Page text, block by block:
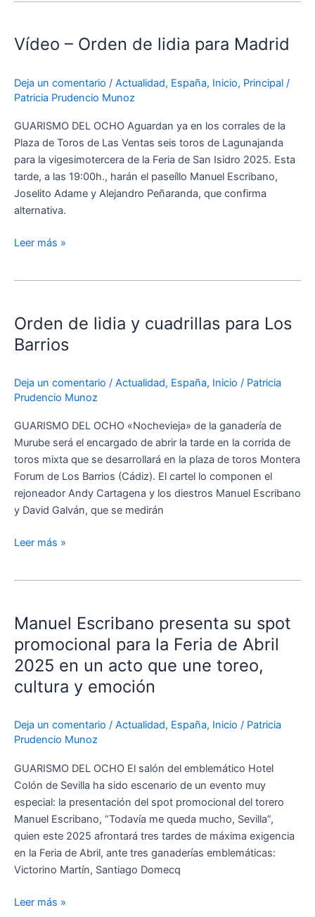
Vídeo – Orden de lidia para Madrid
Deja un comentario / Actualidad, España, Inicio, Principal /
Patricia Prudencio Munoz
GUARISMO DEL OCHO Aguardan ya en los corrales de la
Plaza de Toros de Las Ventas seis toros de Lagunajanda
para la vigesimotercera de la Feria de San Isidro 2025. Esta
tarde, a las 19:00h., harán el paseíllo Manuel Escribano,
Joselito Adame y Alejandro Peñaranda, que confirma
alternativa.
Orden
lidia
para
Leer más »
Orden de lidia y cuadrillas para Los
Barrios
Deja un comentario / Actualidad, España, Inicio / Patricia
Prudencio Munoz
GUARISMO DEL OCHO «Nochevieja» de la ganadería de
Murube será el encargado de abrir la tarde en la corrida de
toros mixta que se desarrollará en la plaza de toros Montera
Forum de Los Barrios (Cádiz). El cartel lo componen el
rejoneador Andy Cartagena y los diestros Manuel Escribano
y David Galván, que se medirán
lidia
y
Los
Leer más »
Manuel Escribano presenta su spot
promocional para la Feria de Abril
2025 en un acto que une toreo,
cultura y emoción
Deja un comentario / Actualidad, España, Inicio / Patricia
Prudencio Munoz
GUARISMO DEL OCHO El salón del emblemático Hotel
Colón de Sevilla ha sido escenario de un evento muy
especial: la presentación del spot promocional del torero
Manuel Escribano, “Todavía me queda mucho, Sevilla”,
quien este 2025 afrontará tres tardes de máxima exigencia
en la Feria de Abril, ante tres ganaderías emblemáticas:
Victorino Martín, Santiago Domecq
presenta
su
spot
promocional
para
Feria
de
2025
en
un
acto
que
une
toreo,
y
Leer más »